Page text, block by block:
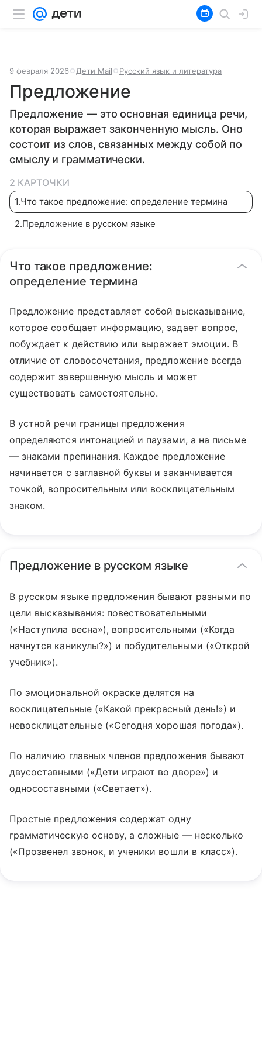
9 февраля 2026 Дети Mail Русский язык и литература
Предложение
Предложение — это основная единица речи,
которая выражает законченную мысль. Оно
состоит из слов, связанных между собой по
смыслу и грамматически.
2 КАРТОЧКИ
1.Что такое предложение: определение термина
2.Предложение в русском языке
Что такое предложение:
определение термина
Предложение представляет собой высказывание,
которое сообщает информацию, задает вопрос,
побуждает к действию или выражает эмоции. В
отличие от словосочетания, предложение всегда
содержит завершенную мысль и может
существовать самостоятельно.
В устной речи границы предложения
определяются интонацией и паузами, а на письме
— знаками препинания. Каждое предложение
начинается с заглавной буквы и заканчивается
точкой, вопросительным или восклицательным
знаком.
Предложение в русском языке
В русском языке предложения бывают разными по
цели высказывания: повествовательными
(«Наступила весна»), вопросительными («Когда
начнутся каникулы?») и побудительными («Открой
учебник»).
По эмоциональной окраске делятся на
восклицательные («Какой прекрасный день!») и
невосклицательные («Сегодня хорошая погода»).
По наличию главных членов предложения бывают
двусоставными («Дети играют во дворе») и
односоставными («Светает»).
Простые предложения содержат одну
грамматическую основу, а сложные — несколько
(«Прозвенел звонок, и ученики вошли в класс»).